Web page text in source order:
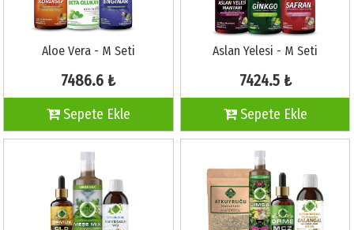
Aloe Vera - M Seti
7486.6 ₺
Sepete Ekle
Aslan Yelesi - M Seti
7424.5 ₺
Sepete Ekle